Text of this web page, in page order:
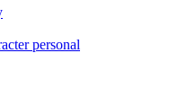
personal